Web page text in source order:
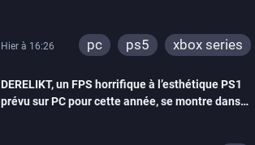
Hier à 16:26 pc ps5 xbox series
DERELIKT, un FPS horrifique à l’esthétique PS1
prévu sur PC pour cette année, se montre dans